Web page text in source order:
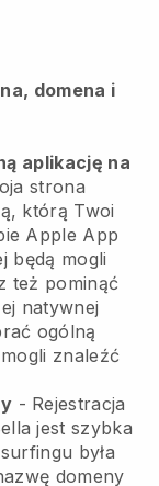
domena i
aplikację na
strona
którą Twoi
Apple App
będą mogli
też pominąć
natywnej
ogólną
znaleźć
- Rejestracja
jest szybka
była
domeny